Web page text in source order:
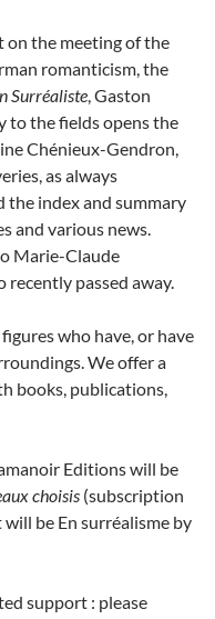
on the meeting of the
romanticism, the
Surréaliste, Gaston
to the fields opens the
Chénieux-Gendron,
as always
the index and summary
and various news.
Marie-Claude
passed away.
who have, or have
We offer a
books, publications,
Editions will be
choisis (subscription
be En surréalisme by
support : please